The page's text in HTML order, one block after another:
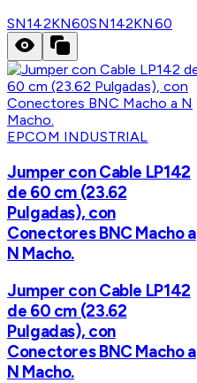
SN142KN60SN142KN60
EPCOM INDUSTRIAL
Jumper con Cable LP142
de 60 cm (23.62
Pulgadas), con
Conectores BNC Macho a
N Macho.
Jumper con Cable LP142
de 60 cm (23.62
Pulgadas), con
Conectores BNC Macho a
N Macho.